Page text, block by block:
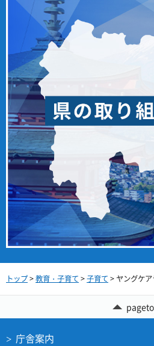
トップ>教育・子育て >子育て > ヤングケ
庁舎案内